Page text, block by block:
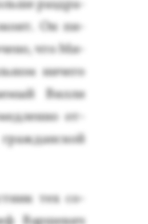
раз­дра­
Он пи­
что Ми­
ни­чего
Вил­ли
от­
тех со­